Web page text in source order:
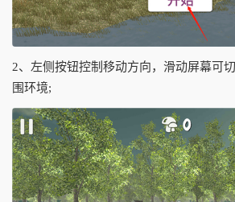
2、左侧按钮控制移动方向，滑动屏幕可
围环境;